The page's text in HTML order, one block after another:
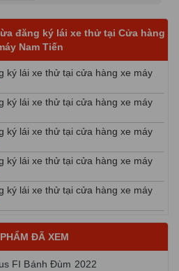
đăng ký lái xe thử tại Cửa hàng
Nam Tiến
ký lái xe thử tại cửa hàng xe máy
ký lái xe thử tại cửa hàng xe máy
ký lái xe thử tại cửa hàng xe máy
ký lái xe thử tại cửa hàng xe máy
ký lái xe thử tại cửa hàng xe máy
ký lái xe thử tại cửa hàng xe máy
ký lái xe thử tại cửa hàng xe máy
ĐÃ XEM
FI Bánh Đùm 2022